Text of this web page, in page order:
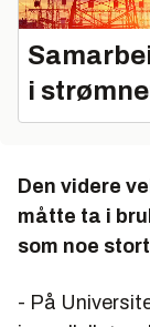
i
Den videre
måtte ta i
som noe
- På